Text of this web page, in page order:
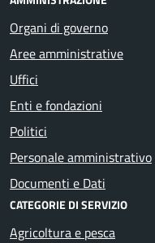
Organi di governo
Aree amministrative
Uffici
Enti e fondazioni
Politici
Personale amministrativo
Documenti e Dati
CATEGORIE DI SERVIZIO
Agricoltura e pesca